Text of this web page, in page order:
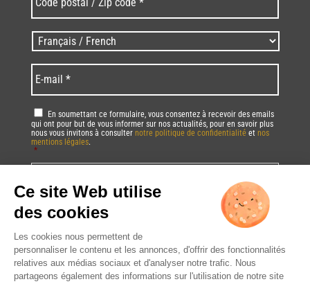
postal
/
Zip
code
* *
Langues
/
Language *
mail *
RGPD *
En soumettant ce formulaire, vous consentez à recevoir des emails
qui ont pour but de vous informer sur nos actualités, pour en savoir plus
nous vous invitons à consulter notre politique de confidentialité et nos
mentions légales.
*
CAPTCHA